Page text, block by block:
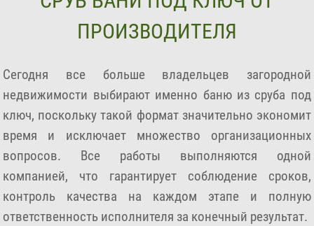
ПРОИЗВОДИТЕЛЯ
Сегодня все больше владельцев загородной
недвижимости выбирают именно баню из сруба под
ключ, поскольку такой формат значительно экономит
время и исключает множество организационных
вопросов. Все работы выполняются одной
компанией, что гарантирует соблюдение сроков,
контроль качества на каждом этапе и полную
ответственность исполнителя за конечный результат.